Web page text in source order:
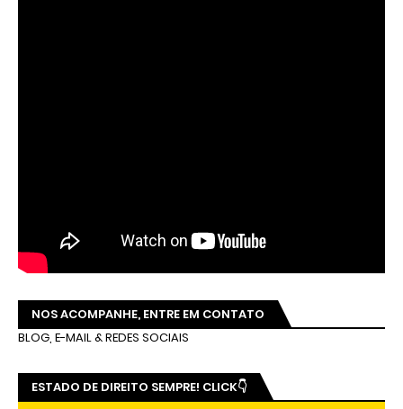
NOS ACOMPANHE, ENTRE EM CONTATO
BLOG, E-MAIL & REDES SOCIAIS
ESTADO DE DIREITO SEMPRE! CLICK👇